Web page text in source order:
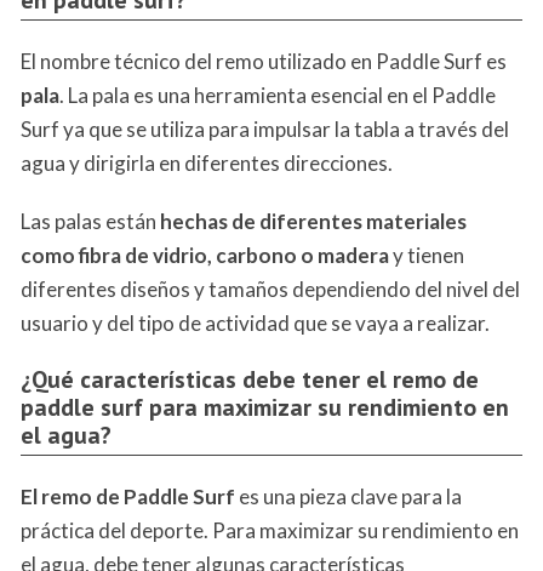
El nombre técnico del remo utilizado en Paddle Surf es
pala. La pala es una herramienta esencial en el Paddle
Surf ya que se utiliza para impulsar la tabla a través del
agua y dirigirla en diferentes direcciones.
Las palas están hechas de diferentes materiales
como fibra de vidrio, carbono o maderay tienen
diferentes diseños y tamaños dependiendo del nivel del
usuario y del tipo de actividad que se vaya a realizar.
¿Qué características debe tener el remo de
paddle surf para maximizar su rendimiento en
el agua?
El remo de Paddle Surf es una pieza clave para la
práctica del deporte. Para maximizar su rendimiento en
el agua, debe tener algunas características